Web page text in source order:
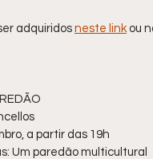
adquiridos neste link ou
a partir das 19h
Um paredão multicultural